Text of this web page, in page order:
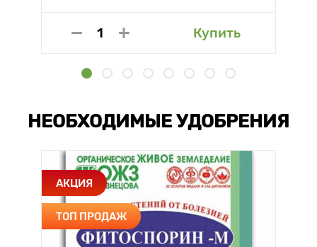
Купить
НЕОБХОДИМЫЕ УДОБРЕНИЯ
АКЦИЯ
ТОП ПРОДАЖ